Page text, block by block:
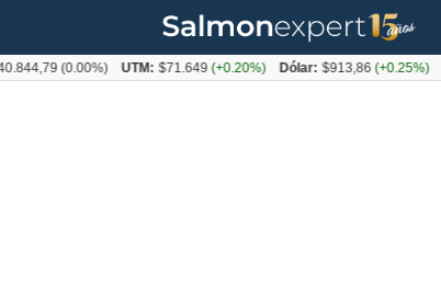
Tag:
(0.00%) UTM: $71.649(+0.20%) Dólar: $913,86(+0.25%)